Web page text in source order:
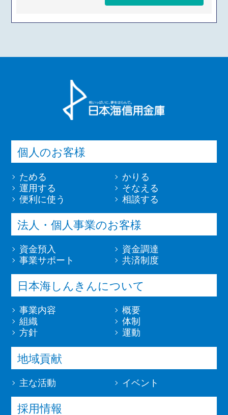
個人のお客様
ためる
かりる
運用する
そなえる
便利に使う
相談する
法人・個人事業のお客様
資金預入
資金調達
事業サポート
共済制度
日本海しんきんについて
事業内容
概要
組織
体制
方針
運動
地域貢献
主な活動 イベント
採用情報